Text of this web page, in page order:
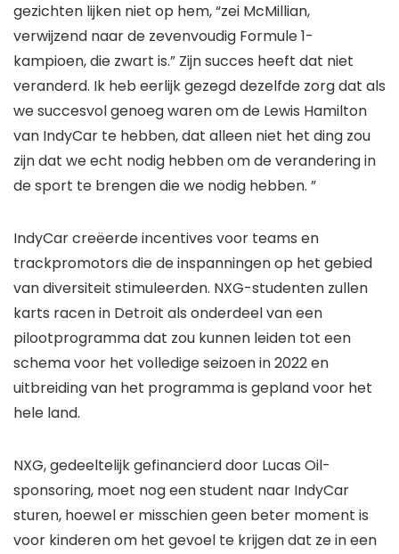
gezichten lijken niet op hem, “zei McMillian,
verwijzend naar de zevenvoudig Formule 1-
kampioen, die zwart is.” Zijn succes heeft dat niet
veranderd. Ik heb eerlijk gezegd dezelfde zorg dat als
we succesvol genoeg waren om de Lewis Hamilton
van IndyCar te hebben, dat alleen niet het ding zou
zijn dat we echt nodig hebben om de verandering in
de sport te brengen die we nodig hebben. ”
IndyCar creëerde incentives voor teams en
trackpromotors die de inspanningen op het gebied
van diversiteit stimuleerden. NXG-studenten zullen
karts racen in Detroit als onderdeel van een
pilootprogramma dat zou kunnen leiden tot een
schema voor het volledige seizoen in 2022 en
uitbreiding van het programma is gepland voor het
hele land.
NXG, gedeeltelijk gefinancierd door Lucas Oil-
sponsoring, moet nog een student naar IndyCar
sturen, hoewel er misschien geen beter moment is
voor kinderen om het gevoel te krijgen dat ze in een